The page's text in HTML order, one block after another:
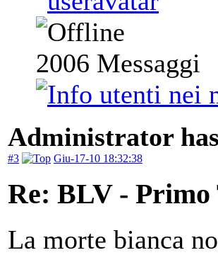
2006 Messaggi
Administrator
#3 Giu-17-10 18:32:38
Re: BLV -
La morte bianca